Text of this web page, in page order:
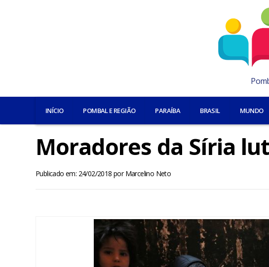
INÍCIO POMBAL E REGIÃO PARAÍBA BRASIL MUNDO
Moradores da Síria
Publicado em: 24/02/2018 porMarcelino Neto